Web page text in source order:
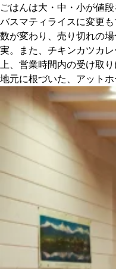
ごはんは大・中・小が値
バスマティライスに変更
数が変わり、売り切れの
実。また、チキンカツカ
上、営業時間内の受け取り
地元に根づいた、アット